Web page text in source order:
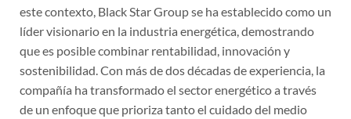
este contexto, Black Star Group se ha establecido como un
líder visionario en la industria energética, demostrando
que es posible combinar rentabilidad, innovación y
sostenibilidad. Con más de dos décadas de experiencia, la
compañía ha transformado el sector energético a través
de un enfoque que prioriza tanto el cuidado del medio